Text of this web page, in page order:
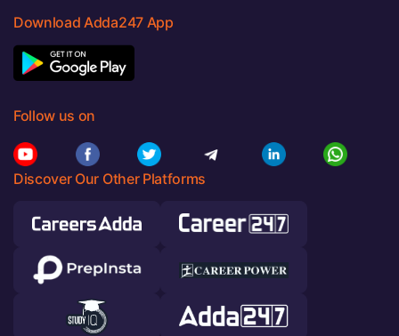
Download Adda247 App
Follow us on
Discover Our Other Platforms